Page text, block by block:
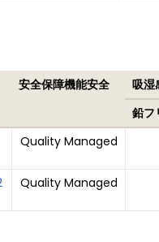
安全保障機能安全 吸湿
鉛フ
Quality Managed
Quality Managed